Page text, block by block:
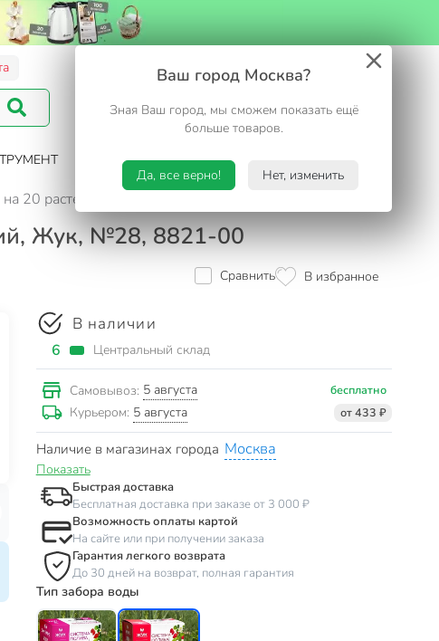
Ваш город Москва?
Зная Ваш город, мы сможем показать ещё
больше товаров.
Да, все верно! Нет, изменить
Корзина
САД И ОГОРОД ТУРИЗМ. ОТДЫХ НА ДАЧЕ
на 20 растений, Жук, №28, 8821-00
Жук, №28, 8821-00
Сравнить В избранное
В наличии
6 Центральный склад
Самовывоз: 5 августа бесплатно
Курьером: 5 августа от 433 ₽
Наличие в магазинах города Москва
Показать
Быстрая доставка
Бесплатная доставка при заказе от 3 000 ₽
Возможность оплаты картой
На сайте или при получении заказа
Гарантия легкого возврата
До 30 дней на возврат, полная гарантия
Тип забора воды